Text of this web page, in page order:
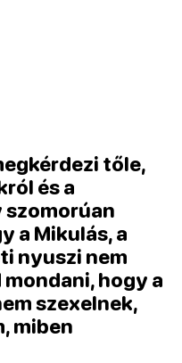
tőle,
és a
szomorúan
a Mikulás, a
nyuszi nem
hogy a
szexelnek,
miben